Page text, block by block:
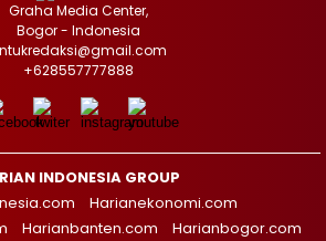
Graha Media Center,
Bogor - Indonesia
+628557777888
INDONESIA GROUP
Harianekonomi.com
Harianbanten.com
Harianbogor.com